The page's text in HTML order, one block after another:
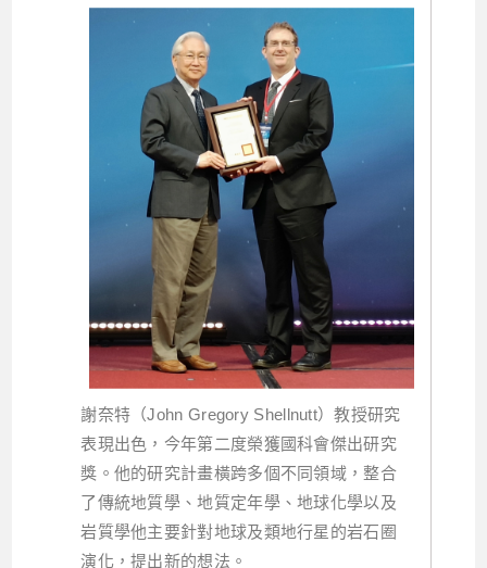
謝奈特（John Gregory Shellnutt）教授研究
表現出色，今年第二度榮獲國科會傑出研究
獎。他的研究計畫橫跨多個不同領域，整合
了傳統地質學、地質定年學、地球化學以及
岩質學他主要針對地球及類地行星的岩石圈
演化，提出新的想法。